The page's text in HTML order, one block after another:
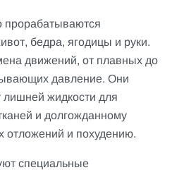
прорабатываются
бедра, ягодицы и руки.
движений, от плавных до
давление. Они
лишней жидкости для
и долгожданному
и похудению.
специальные